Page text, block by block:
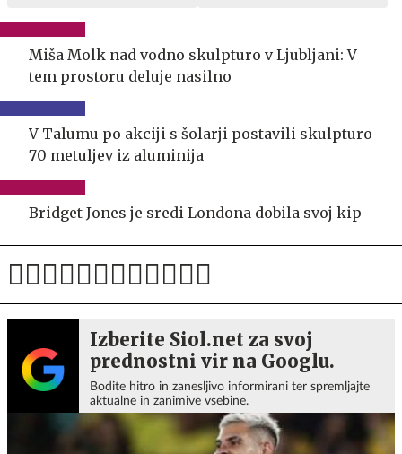
Miša Molk nad vodno skulpturo v Ljubljani: V
tem prostoru deluje nasilno
V Talumu po akciji s šolarji postavili skulpturo
70 metuljev iz aluminija
Bridget Jones je sredi Londona dobila svoj kip
Izberite Siol.net za svoj
prednostni vir na Googlu.
Bodite hitro in zanesljivo informirani ter spremljajte
aktualne in zanimive vsebine.